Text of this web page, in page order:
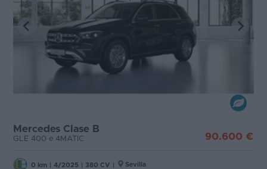
Mercedes Clase B
GLE 400 e 4MATIC 90.600 €
0 km 4/2025 380 CV Sevilla